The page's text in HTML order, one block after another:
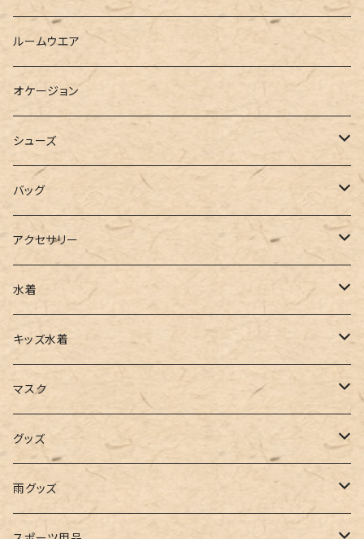
ベスト
シャツ
ブラウス
カーディガン
ポロシャツ
ベスト
チュニック
タンクトップ
キャミソール
インナー
ビスチェ
ハーフパンツ
スウェット
ジャージ
スラックス
ワイドパンツ
カーゴパンツ
サロペット
ガウチョ
レギンス
その他
その他
スウェットワンピース
パーカーワンピース
ニットワンピース
キャミワンピース
サロペット
オールインワン
ルームウエア
オケージョン
シューズ
ブーツ
パンプス
サンダル
スニーカー
フラットシューズ
レインシューズ
レースアップ
バッグ
トートバッグ
ショルダー
バックパック
カゴバッグ
エコバッグ
リュック
アクセサリー
その他
水着
ワンピース
ビキニ
ワンショルダー
オフショルダー
キッズ水着
女の子
男の子
ユニセックス
マスク
アクセサリー
マスクケース
グッズ
帽子
雨グッズ